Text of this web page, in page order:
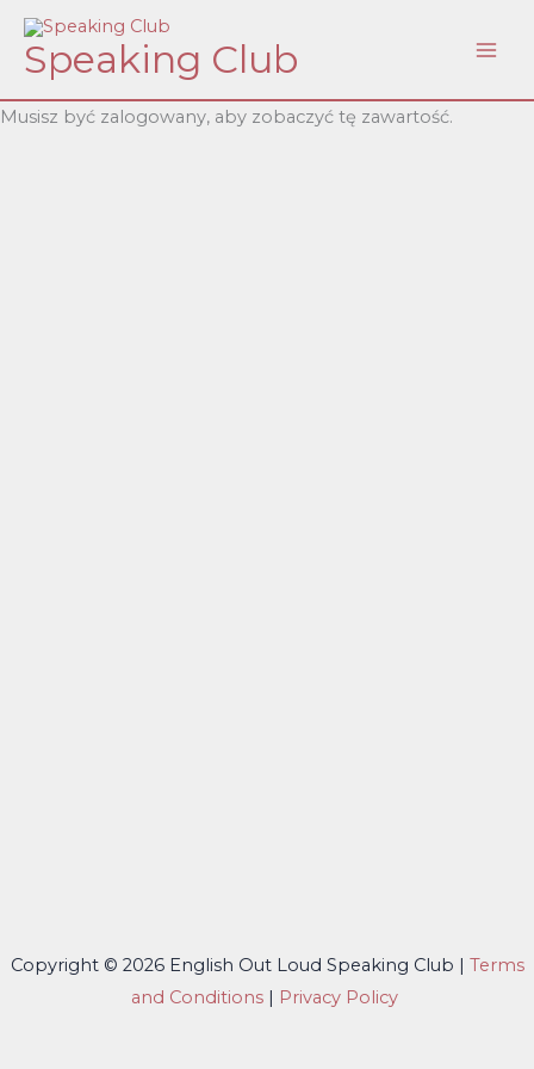
Skip
content
Speaking Club
Musisz być zalogowany, aby zobaczyć tę zawartość.
Copyright © 2026 English Out Loud Speaking Club | Terms
and Conditions | Privacy Policy